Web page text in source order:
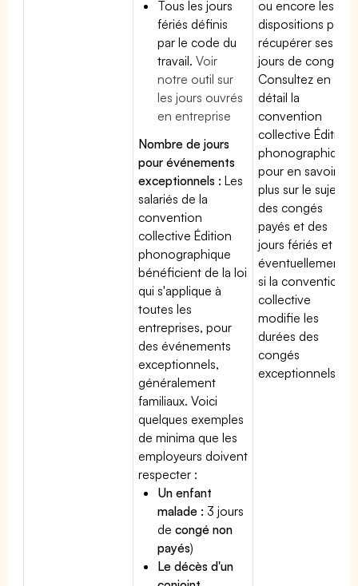
Tous les jours
fériés définis
par le code du
travail.Voir
notre outil sur
les jours ouvrés
en entreprise
Nombre de jours
pour événements
exceptionnels : Les
salariés de la
convention
collective Édition
phonographique
bénéficient de la loi
qui s'applique à
toutes les
entreprises, pour
des événements
exceptionnels,
généralement
familiaux. Voici
quelques exemples
de minima que les
employeurs doivent
respecter :
Un enfant
malade : 3 jours
decongé non
payés)
Le décès d'un
ou encore les
dispositions pour
récupérer ses
jours de congés.
Consultez en
détail la
convention
collective Édition
phonographique
pour en savoir
plus sur le sujet
des congés
payés et des
jours fériés et
éventuellement
si la convention
collective
modifie les
durées des
congés
exceptionnels.